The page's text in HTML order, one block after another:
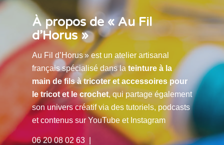
À propos de « Au Fil
d’Horus »
Au Fil d’Horus » est un atelier artisanal
français spécialisé dans la teinture à la
main de fils à tricoter et accessoires pour
le tricot et le crochet, qui partage également
son univers créatif via des tutoriels, podcasts
et contenus sur YouTube et Instagram
06 20 08 02 63 |